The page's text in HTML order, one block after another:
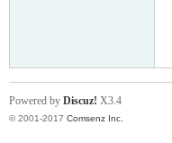
Powered by Discuz! X3.4
© 2001-2017 Comsenz Inc.